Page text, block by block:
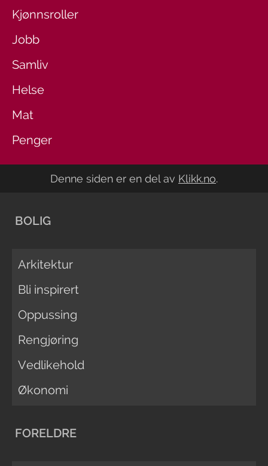
Kjønnsroller
Jobb
Samliv
Helse
Mat
Penger
Denne siden er en del av Klikk.no.
BOLIG
Arkitektur
Bli inspirert
Oppussing
Rengjøring
Vedlikehold
Økonomi
FORELDRE